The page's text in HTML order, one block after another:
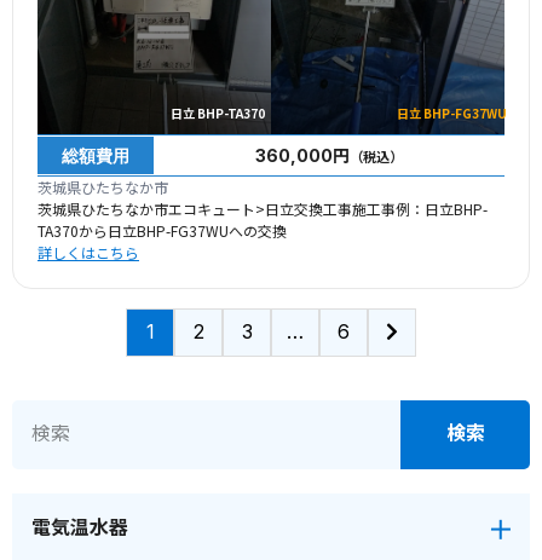
日立 BHP-TA370 日立 BHP-FG37WU
総額費用 360,000円 （税込）
茨城県ひたちなか市
茨城県ひたちなか市エコキュート>日立交換工事施工事例：日立BHP-
TA370から日立BHP-FG37WUへの交換
詳しくはこちら
1 2 3 … 6
電気温水器